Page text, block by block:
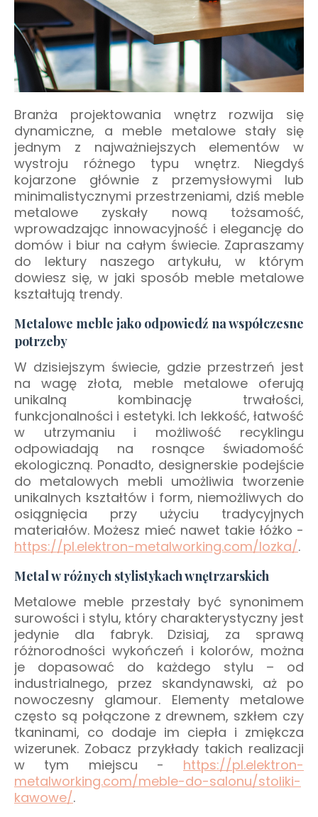
Branża projektowania wnętrz rozwija się
dynamiczne, a meble metalowe stały się
jednym z najważniejszych elementów w
wystroju różnego typu wnętrz. Niegdyś
kojarzone głównie z przemysłowymi lub
minimalistycznymi przestrzeniami, dziś meble
metalowe zyskały nową tożsamość,
wprowadzając innowacyjność i elegancję do
domów i biur na całym świecie. Zapraszamy
do lektury naszego artykułu, w którym
dowiesz się, w jaki sposób meble metalowe
kształtują trendy.
Metalowe meble jako odpowiedź na współczesne
potrzeby
W dzisiejszym świecie, gdzie przestrzeń jest
na wagę złota, meble metalowe oferują
unikalną kombinację trwałości,
funkcjonalności i estetyki. Ich lekkość, łatwość
w utrzymaniu i możliwość recyklingu
odpowiadają na rosnące świadomość
ekologiczną. Ponadto, designerskie podejście
do metalowych mebli umożliwia tworzenie
unikalnych kształtów i form, niemożliwych do
osiągnięcia przy użyciu tradycyjnych
materiałów. Możesz mieć nawet takie łóżko -
https://pl.elektron-metalworking.com/lozka/.
Metal w różnych stylistykach wnętrzarskich
Metalowe meble przestały być synonimem
surowości i stylu, który charakterystyczny jest
jedynie dla fabryk. Dzisiaj, za sprawą
różnorodności wykończeń i kolorów, można
je dopasować do każdego stylu – od
industrialnego, przez skandynawski, aż po
nowoczesny glamour. Elementy metalowe
często są połączone z drewnem, szkłem czy
tkaninami, co dodaje im ciepła i zmiękcza
wizerunek. Zobacz przykłady takich realizacji
w tym miejscu - https://pl.elektron-
metalworking.com/meble-do-salonu/stoliki-
kawowe/.